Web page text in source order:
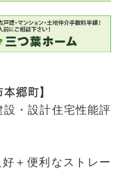
郷町】
・設計住宅性能評
＋便利なストレー